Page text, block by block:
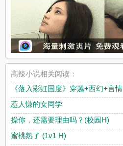
高辣小说相关阅读：
《落入彩虹国度》穿越+西幻+言情
惹人慊的女同学
操你，还需要理由吗？(校园H)
蜜桃熟了 (1v1 H)